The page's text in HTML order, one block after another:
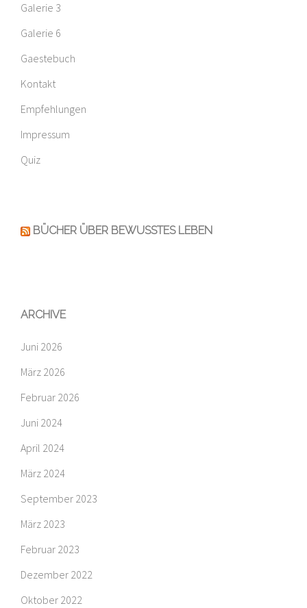
Galerie 3
Galerie 6
Gaestebuch
Kontakt
Empfehlungen
Impressum
Quiz
BÜCHER ÜBER BEWUSSTES LEBEN
ARCHIVE
Juni 2026
März 2026
Februar 2026
Juni 2024
April 2024
März 2024
September 2023
März 2023
Februar 2023
Dezember 2022
Oktober 2022